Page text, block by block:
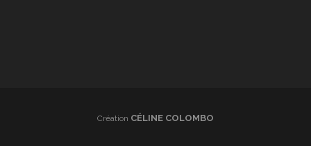
Création CÉLINE COLOMBO